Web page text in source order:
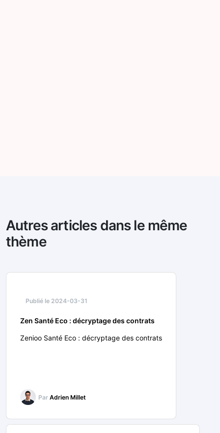
Autres articles dans le même
thème
Publié le 2024-03-31
Zen Santé Eco : décryptage des contrats
Zenioo Santé Eco : décryptage des contrats
Par Adrien Millet